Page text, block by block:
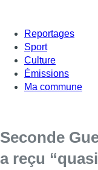
Reportages
Sport
Culture
Émissions
Ma commune
Seconde
a reçu